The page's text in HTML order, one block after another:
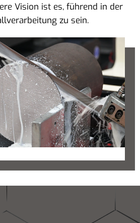
Vision ist es, führend in der
zu sein.